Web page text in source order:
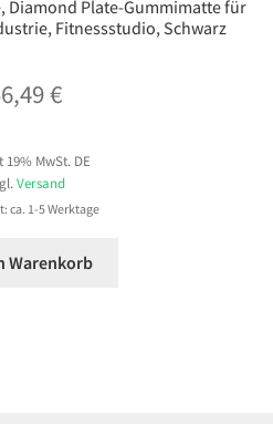
Diamond Plate-Gummimatte für
Fitnessstudio, Schwarz
€
19% MwSt. DE
Versand
ca. 1-5 Werktage
Warenkorb